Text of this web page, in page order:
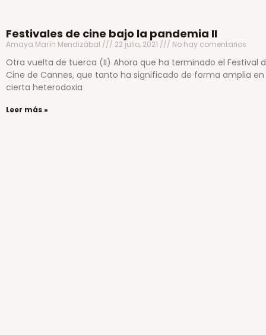
Festivales de cine bajo la pandemia II
Amaya Marín Mendizábal 22 julio, 2021 No hay comentarios
Otra vuelta de tuerca (II) Ahora que ha terminado el Festival
Cine de Cannes, que tanto ha significado de forma amplia en
cierta heterodoxia
Leer más »